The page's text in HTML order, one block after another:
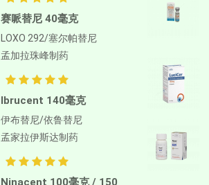
赛哌替尼 40毫克
LOXO 292/塞尔帕替尼
孟加拉珠峰制药
Ibrucent 140毫克
伊布替尼/依鲁替尼
孟家拉伊斯达制药
Ninacent 100毫克 / 150